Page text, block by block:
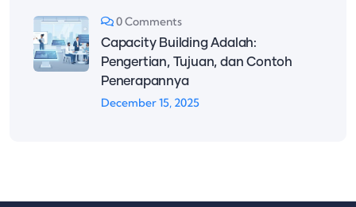
0 Comments
Capacity Building Adalah:
Pengertian, Tujuan, dan Contoh
Penerapannya
December 15, 2025